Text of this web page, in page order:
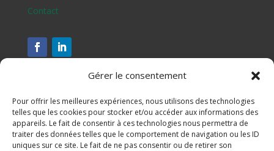
Gérer le consentement
Pour offrir les meilleures expériences, nous utilisons des technologies
telles que les cookies pour stocker et/ou accéder aux informations des
appareils. Le fait de consentir à ces technologies nous permettra de
traiter des données telles que le comportement de navigation ou les ID
uniques sur ce site. Le fait de ne pas consentir ou de retirer son
Contact